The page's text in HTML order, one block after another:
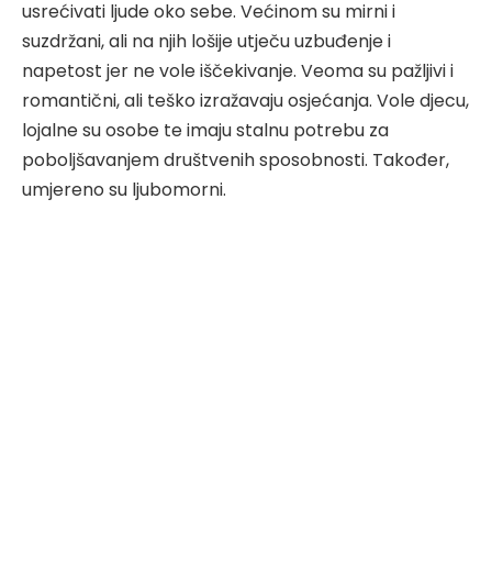
usrećivati ljude oko sebe. Većinom su mirni i
suzdržani, ali na njih lošije utječu uzbuđenje i
napetost jer ne vole iščekivanje. Veoma su pažljivi i
romantični, ali teško izražavaju osjećanja. Vole djecu,
lojalne su osobe te imaju stalnu potrebu za
poboljšavanjem društvenih sposobnosti. Također,
umjereno su ljubomorni.